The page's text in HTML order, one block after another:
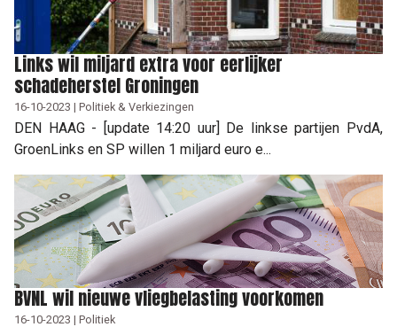
Links wil miljard extra voor eerlijker
schadeherstel Groningen
16-10-2023 | Politiek & Verkiezingen
DEN HAAG - [update 14:20 uur] De linkse partijen PvdA,
GroenLinks en SP willen 1 miljard euro e...
BVNL wil nieuwe vliegbelasting voorkomen
16-10-2023 | Politiek